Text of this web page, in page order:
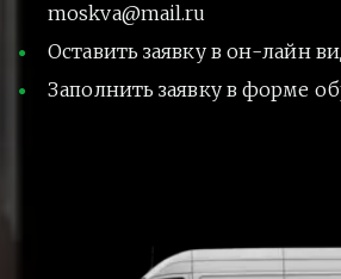
moskva@mail.ru
Оставить заявку в он-лайн
Заполнить заявку в форме